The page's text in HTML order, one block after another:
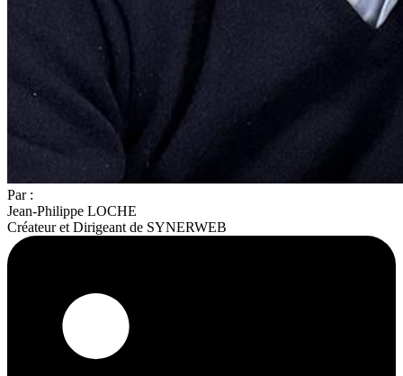
Par :
Jean-Philippe LOCHE
Créateur et Dirigeant de SYNERWEB